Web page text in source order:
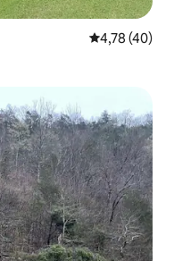
4,78 ud af 5 i
4,78 (40)